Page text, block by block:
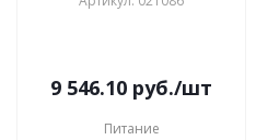
9 546.10 руб./шт
Питание